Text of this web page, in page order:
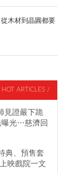
木材到晶圓都要
ARTICLES /
見證嚴下跪
曝光…慈濟回
典、預售套
映戲院一文